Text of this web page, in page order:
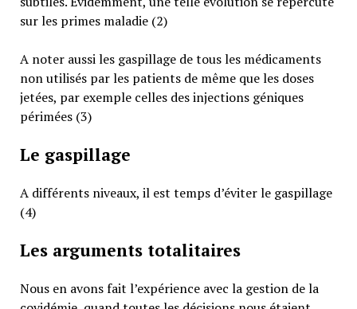
sur les primes maladie (2)
A noter aussi les gaspillage de tous les médicaments
non utilisés par les patients de même que les doses
jetées, par exemple celles des injections géniques
périmées (3)
Le gaspillage
A différents niveaux, il est temps d’éviter le gaspillage
(4)
Les arguments totalitaires
Nous en avons fait l’expérience avec la gestion de la